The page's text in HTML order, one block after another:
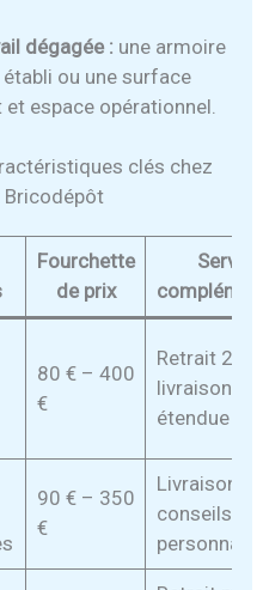
dégagée : une armoire
ou une surface
espace opérationnel.
clés chez
Bricodépôt
Fourchette
de prix
80 € – 400
€
Retrait 2h,
livraison,
étendue
90 € – 350
€
Livraison
conseils